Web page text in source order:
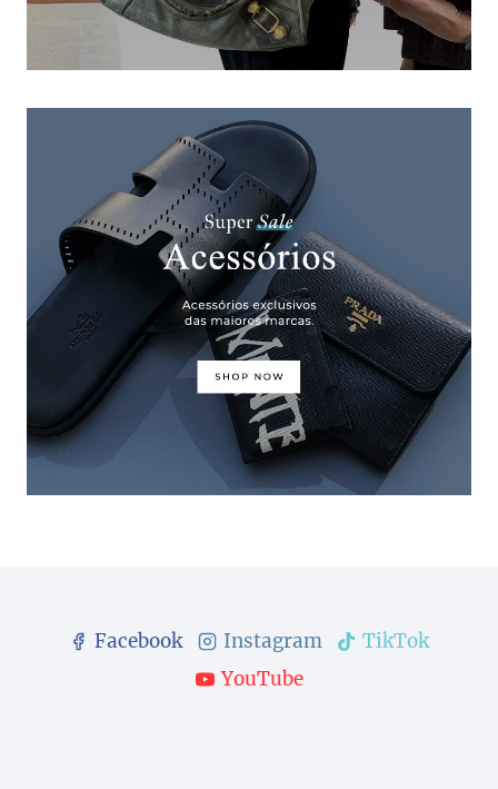
Facebook Instagram
TikTok
YouTube